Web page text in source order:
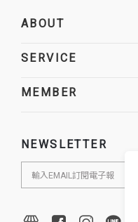
ABOUT
SERVICE
MEMBER
NEWSLETTER